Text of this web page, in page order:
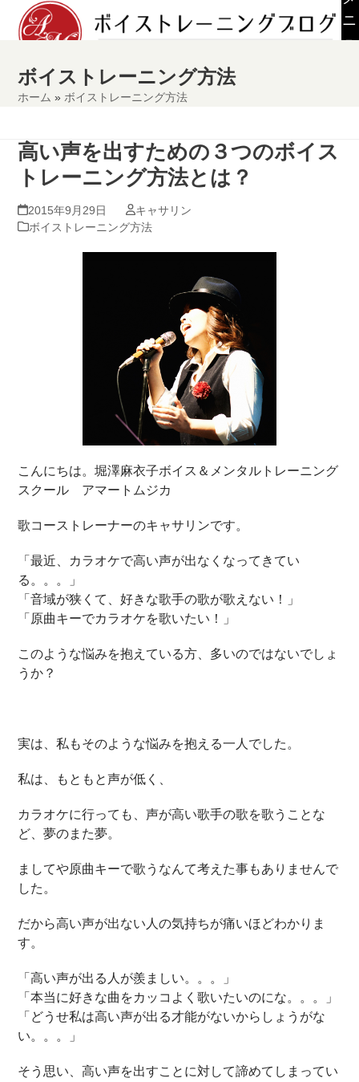
ニ
ュ
ボイストレーニング方法
ホーム » ボイストレーニング方法
高い声を出すための３つのボイス
トレーニング方法とは？
2015年9月29日
キャサリン
ボイストレーニング方法
こんにちは。堀澤麻衣子ボイス＆メンタルトレーニング
スクール アマートムジカ
歌コーストレーナーのキャサリンです。
「最近、カラオケで高い声が出なくなってきてい
る。。。」
「音域が狭くて、好きな歌手の歌が歌えない！」
「原曲キーでカラオケを歌いたい！」
このような悩みを抱えている方、多いのではないでしょ
うか？
実は、私もそのような悩みを抱える一人でした。
私は、もともと声が低く、
カラオケに行っても、声が高い歌手の歌を歌うことな
ど、夢のまた夢。
ましてや原曲キーで歌うなんて考えた事もありませんで
した。
だから高い声が出ない人の気持ちが痛いほどわかりま
す。
「高い声が出る人が羨ましい。。。」
「本当に好きな曲をカッコよく歌いたいのにな。。。」
「どうせ私は高い声が出る才能がないからしょうがな
い。。。」
そう思い、高い声を出すことに対して諦めてしまってい